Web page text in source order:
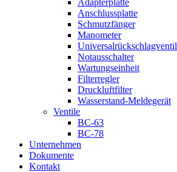
Anschlussplatte
Schmutzfänger
Manometer
Universalrückschlagventil
Notausschalter
Wartungseinheit
Filterregler
Druckluftfilter
Wasserstand-Meldegerät
Ventile
BC-63
BC-78
Unternehmen
Dokumente
Kontakt